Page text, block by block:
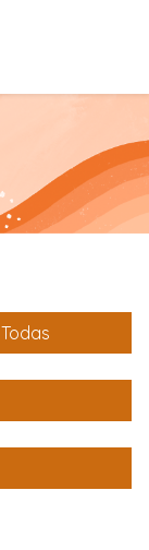
Todas